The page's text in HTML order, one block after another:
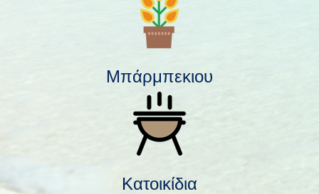
Μπάρμπεκιου
Κατοικίδια